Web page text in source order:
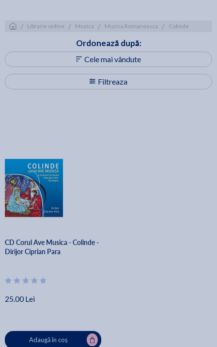
/ Librarie online / Muzica / Muzica Romaneasca / Colinde
Filtreaza
Ordonează după:
Cele mai vândute
CD Corul Ave Musica - Colinde -
Dirijor Ciprian Para
25.00 Lei
Adaugă în coș